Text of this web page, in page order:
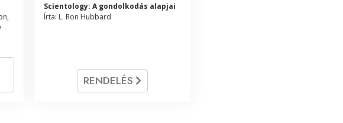
Scientology: A gondolkodás alapjai
Írta: L. Ron Hubbard
RENDELÉS